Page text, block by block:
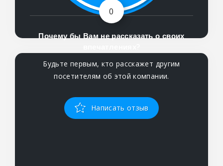
0
Почему бы Вам не рассказать о своих
Будьте первым, кто расскажет другим
посетителям об этой компании.
Написать отзыв